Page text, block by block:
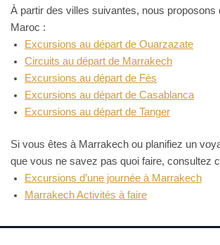
À partir des villes suivantes, nous proposons
Maroc :
Excursions au départ de Ouarzazate
Circuits au départ de Marrakech
Excursions au départ de Fès
Excursions au départ de Casablanca
Excursions au départ de Tanger
Si vous êtes à Marrakech ou planifiez un
que vous ne savez pas quoi faire, consultez
Excursions d’une journée à Marrakech
Marrakech Activités à faire